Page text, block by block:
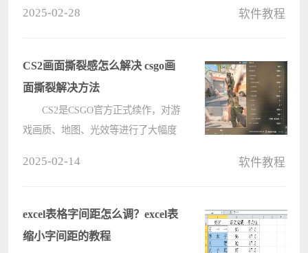
习更加高效。接下来，我们将介绍几
种????
2025-02-28 软件教程
CS2画面撕裂感怎么解决 csgo画
面撕裂解决方法
CS2是CSGO官方正式续作，对游
戏画质、地图、光效等进行了大幅度
大家带来了CS2画面设置推荐，快来
试试????
2025-02-14 软件教程
excel表格字间距怎么调？excel表
缩小字间距的教程